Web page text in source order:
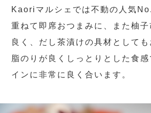
Kaoriマルシェでは不動の人気
重ねて即席おつまみに、また柚子
良く、だし茶漬けの具材としても
脂のりが良くしっとりとした食
インに非常に良く合います。